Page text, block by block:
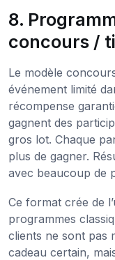
8.
concours /
Le modèle
événement limité
récompense
gagnent des
gros lot. Chaque
plus de gagner.
avec beaucoup de
Ce format crée de
programmes
clients ne sont pas
cadeau certain,